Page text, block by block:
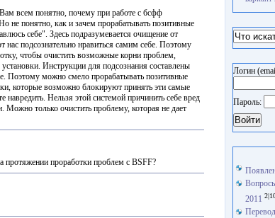
всем понятно, почему при работе с бсфф
не понятно, как и зачем прорабатывать позитивные
себе". Здесь подразумевается очищение от
подсознательно нравиться самим себе. Поэтому
чтобы очистить возможные корни проблем,
Инструкции для подсознания составлены
Поэтому можно смело прорабатывать позитивные
которые возможно блокируют принять эти самые
Нельзя этой системой причинить себе вред
Можно только очистить проблему, которая не дает
проработки проблем с BSFF?
Логин
Пароль:
Войти
2011